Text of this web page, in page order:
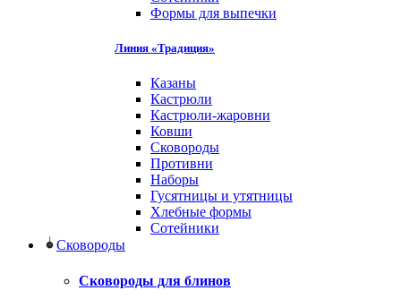
Формы для выпечки
Линия «Традиция»
Казаны
Кастрюли
Кастрюли-жаровни
Ковши
Сковороды
Противни
Наборы
Гусятницы и утятницы
Хлебные формы
Сотейники
Сковороды
Сковороды для блинов